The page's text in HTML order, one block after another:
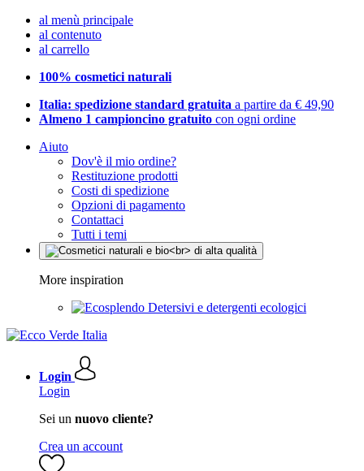
al menù principale
al contenuto
al carrello
100% cosmetici naturali
Italia: spedizione standard gratuita a partire da € 49,90
Almeno 1 campioncino gratuito con ogni ordine
Aiuto
Dov'è il mio ordine?
Restituzione prodotti
Costi di spedizione
Opzioni di pagamento
Contattaci
Tutti i temi
More inspiration
Detersivi e detergenti ecologici
Login
Login
Sei un nuovo cliente?
Crea un account